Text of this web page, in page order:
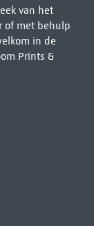
van het
of met behulp
in de
Prints &